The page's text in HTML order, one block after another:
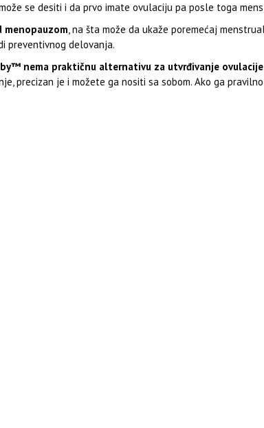
se desiti i da prvo imate ovulaciju pa posle toga
menopauzom, na šta može da ukaže poremećaj
preventivnog delovanja.
nema praktičnu alternativu za utvrđivanje
precizan je i možete ga nositi sa sobom. Ako ga